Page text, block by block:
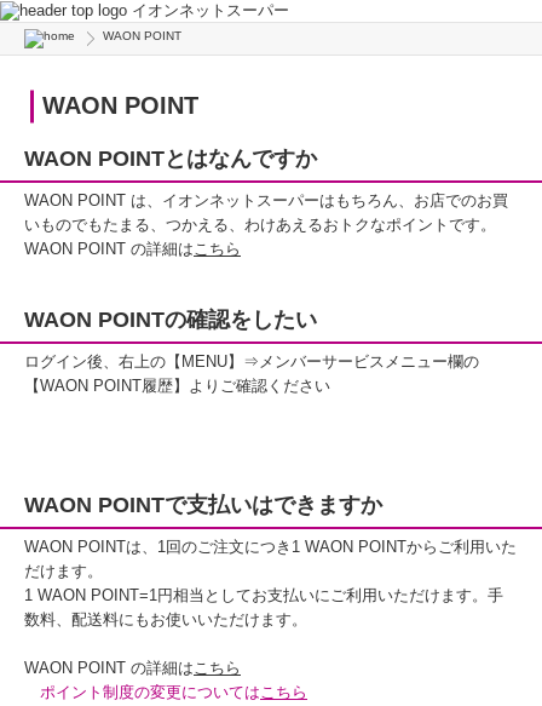
イオンネットスーパー
WAON POINT
WAON POINT
WAON POINTとはなんですか
WAON POINT は、イオンネットスーパーはもちろん、お店でのお買
いものでもたまる、つかえる、わけあえるおトクなポイントです。
WAON POINT の詳細はこちら
WAON POINTの確認をしたい
ログイン後、右上の【MENU】⇒メンバーサービスメニュー欄の
【WAON POINT履歴】よりご確認ください
WAON POINTで支払いはできますか
WAON POINTは、1回のご注文につき1 WAON POINTからご利用いた
だけます。
1 WAON POINT=1円相当としてお支払いにご利用いただけます。手
数料、配送料にもお使いいただけます。
WAON POINT の詳細はこちら
ポイント制度の変更についてはこちら